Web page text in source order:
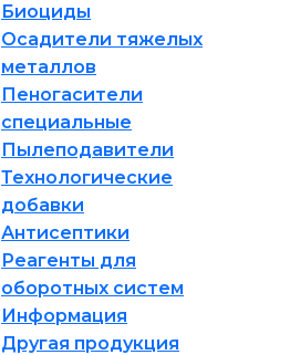
Биоциды
Осадители тяжелых
металлов
Пеногасители
специальные
Пылеподавители
Технологические
добавки
Антисептики
Реагенты для
оборотных систем
Информация
Другая продукция